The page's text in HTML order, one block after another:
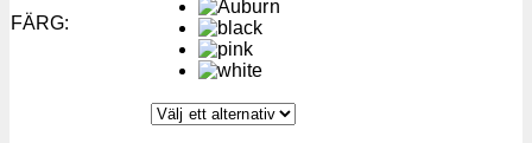
FÄRG: